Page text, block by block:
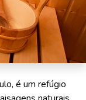
é um refúgio